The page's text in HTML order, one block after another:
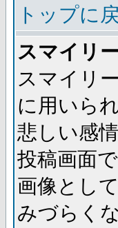
トップに
スマイリ
スマイリ
に用いら
悲しい感
投稿画面
画像とし
みづらく